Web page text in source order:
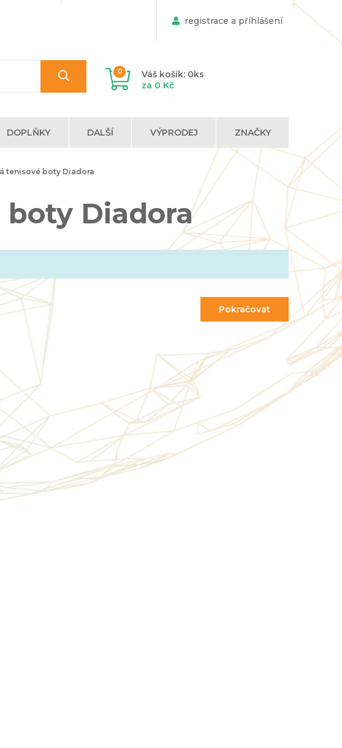
0
Váš košík: 0ks
za 0 Kč
registrace a přihlášení
DOPLŇKY DALŠÍ VÝPRODEJ ZNAČKY
tenisové boty Diadora
boty Diadora
Pokračovat